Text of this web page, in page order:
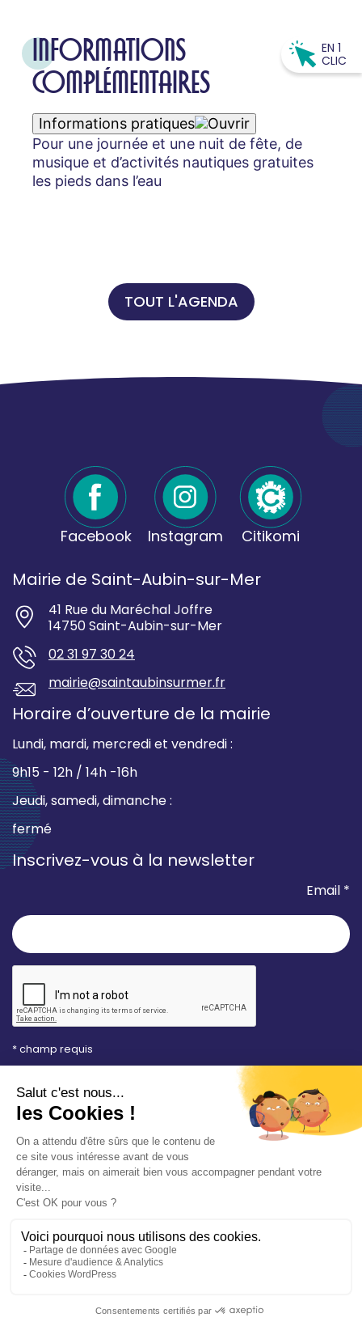
INFORMATIONS
COMPLÉMENTAIRES
Informations pratiques
Pour une journée et une nuit de fête, de
musique et d’activités nautiques gratuites
les pieds dans l’eau
TOUT L'AGENDA
Facebook Instagram Citikomi
Mairie de Saint-Aubin-sur-Mer
41 Rue du Maréchal Joffre
14750 Saint-Aubin-sur-Mer
02 31 97 30 24
mairie@saintaubinsurmer.fr
Horaire d’ouverture de la mairie
Lundi, mardi, mercredi et vendredi :
9h15 - 12h / 14h -16h
Jeudi, samedi, dimanche :
fermé
Inscrivez-vous à la newsletter
Email *
* champ requis
vous envoyer les lettres d'information de la Mairie de
Saint-Aubin-sur-Mer. Vous pouvez à tout moment
utiliser le lien de désabonnement intégré dans la
newsletter. Consultez notre
confidentialitépour en savoir plus.
Vos démarches en ligne
Politique de confidentialité
EN 1
CLIC